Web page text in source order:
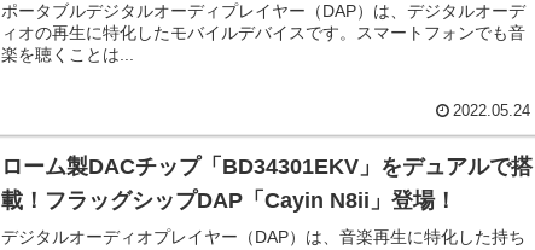
ポータブルデジタルオーディプレイヤー（DAP）は、デジタルオーデ
ィオの再生に特化したモバイルデバイスです。スマートフォンでも音
楽を聴くことは...
2022.05.24
ローム製DACチップ「BD34301EKV」をデュアルで搭
載！フラッグシップDAP「Cayin N8ii」登場！
デジタルオーディオプレイヤー（DAP）は、音楽再生に特化した持ち